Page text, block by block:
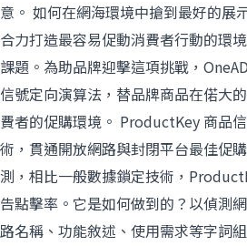
意。 如何在網海環境中搶到最好的展
合力打造最容易促動消費者行動的環
課題。為助品牌迎擊這項挑戰，
信號定向演算法，替品牌商品在偌大
費者的促購環境。 ProductKey 商品
術，貫通開放網路與封閉平台最佳促
測，相比一般數據鎖定技術，
告點擊率。它是如何做到的？以偵測
路名稱、功能敘述、使用需求等字詞